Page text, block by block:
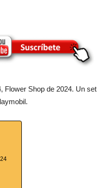
Flower Shop de 2024. Un